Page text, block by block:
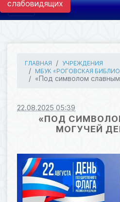
слабовидящих
ГЛАВНАЯ
УЧРЕЖДЕНИЯ
МБУК «РОГОВСКАЯ
«Под символом
22.08.2025 05:39
«ПОД
МОГУЧЕЙ